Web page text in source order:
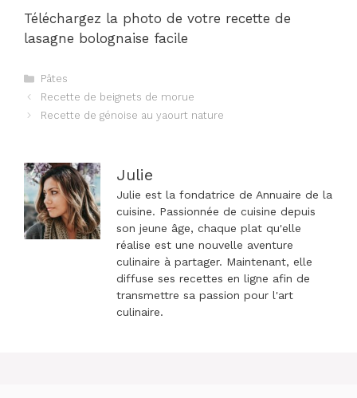
Téléchargez la photo de votre recette de
lasagne bolognaise facile
Catégories
Pâtes
Navigation
des
Recette de beignets de morue
Recette de génoise au yaourt nature
Julie
Julie est la fondatrice de Annuaire de la
cuisine. Passionnée de cuisine depuis
son jeune âge, chaque plat qu'elle
réalise est une nouvelle aventure
culinaire à partager. Maintenant, elle
diffuse ses recettes en ligne afin de
transmettre sa passion pour l'art
culinaire.